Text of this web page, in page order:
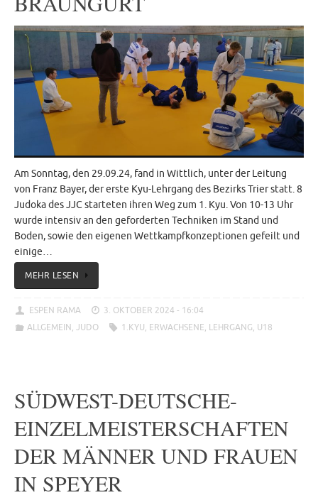
Am Sonntag, den 29.09.24, fand in Wittlich, unter der Leitung
von Franz Bayer, der erste Kyu-Lehrgang des Bezirks Trier statt. 8
Judoka des JJC starteten ihren Weg zum 1. Kyu. Von 10-13 Uhr
wurde intensiv an den geforderten Techniken im Stand und
Boden, sowie den eigenen Wettkampfkonzeptionen gefeilt und
einige…
MEHR LESEN
ESPEN RAMA
3. OKTOBER 2024 - 16:04
ALLGEMEIN, JUDO 1.KYU, ERWACHSENE, LEHRGANG, U18
SÜDWEST-DEUTSCHE-
EINZELMEISTERSCHAFTEN
DER MÄNNER UND FRAUEN
IN SPEYER